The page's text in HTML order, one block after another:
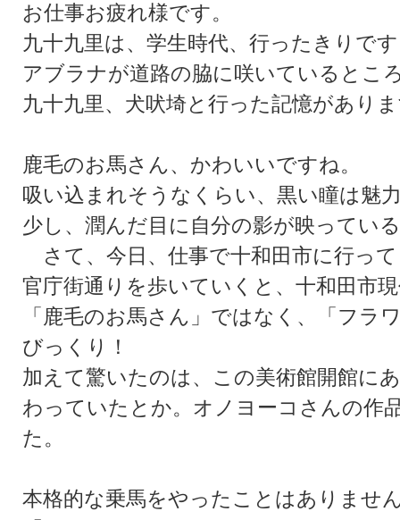
お仕事お疲れ様です。
九十九里は、学生時代、行ったきりで
アブラナが道路の脇に咲いているとこ
九十九里、犬吠埼と行った記憶があり
鹿毛のお馬さん、かわいいですね。
吸い込まれそうなくらい、黒い瞳は魅
少し、潤んだ目に自分の影が映ってい
さて、今日、仕事で十和田市に行っ
官庁街通りを歩いていくと、十和田市
「鹿毛のお馬さん」ではなく、「フラ
びっくり！
加えて驚いたのは、この美術館開館に
わっていたとか。オノヨーコさんの作
た。
本格的な乗馬をやったことはありませ